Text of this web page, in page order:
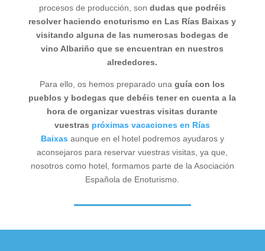
procesos de producción, son dudas que podréis
resolver haciendo enoturismo en Las Rías Baixas y
visitando alguna de las numerosas bodegas de
vino Albariño que se encuentran en nuestros
alrededores.
Para ello, os hemos preparado una guía con los
pueblos y bodegas que debéis tener en cuenta a la
hora de organizar vuestras visitas durante
vuestras próximas vacaciones en Rías
Baixas aunque en el hotel podremos ayudaros y
aconsejaros para reservar vuestras visitas, ya que,
nosotros como hotel, formamos parte de la Asociación
Española de Enoturismo.